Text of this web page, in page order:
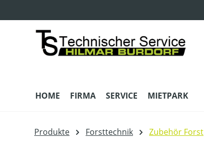
HOME FIRMA SERVICE MIETPARK
Produkte Forsttechnik Zubehör Forst